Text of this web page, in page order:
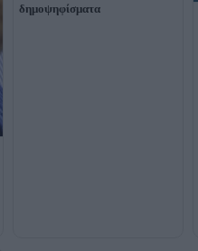
δημοψηφίσματα